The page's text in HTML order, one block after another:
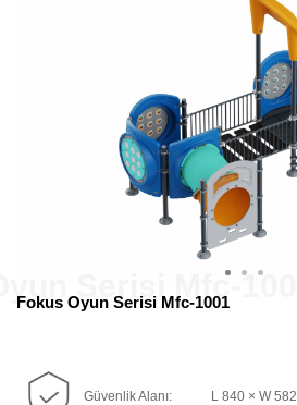
Fokus Oyun Serisi Mfc-1001
Güvenlik Alanı: L 840 × W 582